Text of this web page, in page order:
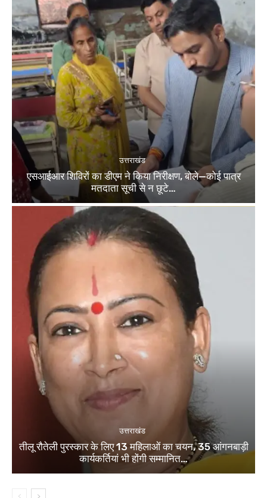
उत्तराखंड
एसआईआर शिविरों का डीएम ने किया निरीक्षण, बोले—कोई पात्र
मतदाता सूची से न छूटे…
उत्तराखंड
तीलू रौतेली पुरस्कार के लिए 13 महिलाओं का चयन, 35 आंगनबाड़ी
कार्यकर्तियां भी होंगी सम्मानित…